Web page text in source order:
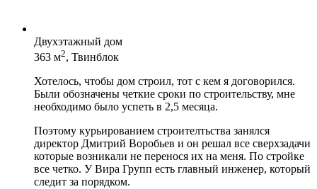
Двухэтажный дом
363 м2, Твинблок
Хотелось, чтобы дом строил, тот с кем я договорился.
Были обозначены четкие сроки по строительству, мне
необходимо было успеть в 2,5 месяца.
Поэтому курьированием строителтьства занялся
директор Дмитрий Воробьев и он решал все сверхзадачи
которые возникали не перенося их на меня. По стройке
все четко. У Вира Групп есть главный инженер, который
следит за порядком.